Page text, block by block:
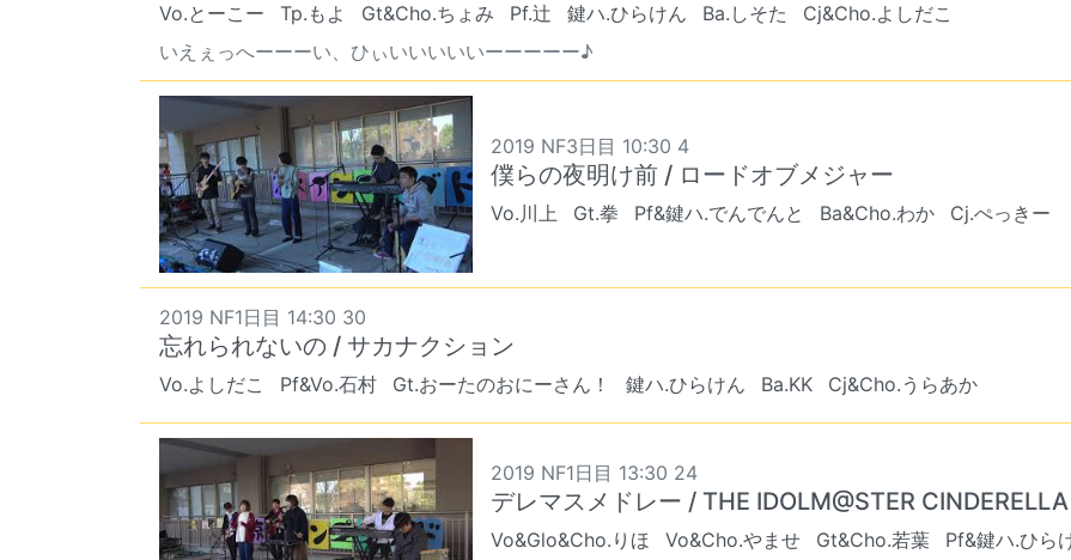
Vo.とーこー Tp.もよ Gt&Cho.ちょみ Pf.辻 鍵ハ.ひらけん Ba.しそた
Cj&Cho.よしだこ
いえぇっへーーーい、ひぃいいいいいーーーーー♪
2019 NF3日目 10:30 4
僕らの夜明け前 / ロードオブメジャー
Vo.川上 Gt.拳 Pf&鍵ハ.でんでんと Ba&Cho.わか Cj.ぺっきー
2019 NF1日目 14:30 30
忘れられないの / サカナクション
Vo.よしだこ Pf&Vo.石村 Gt.おーたのおにーさん！ 鍵ハ.ひらけん Ba.KK Cj&Cho.うらあか
2019 NF1日目 13:30 24
デレマスメドレー / THE IDOLM@STER
Vo&Glo&Cho.りほ Vo&Cho.やませ Gt&Cho.若葉 Pf&鍵ハ.ひら